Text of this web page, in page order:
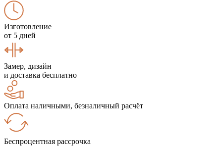
Изготовление
от 5 дней
Замер, дизайн
и доставка бесплатно
Оплата наличными, безналичный расчёт
Беспроцентная рассрочка